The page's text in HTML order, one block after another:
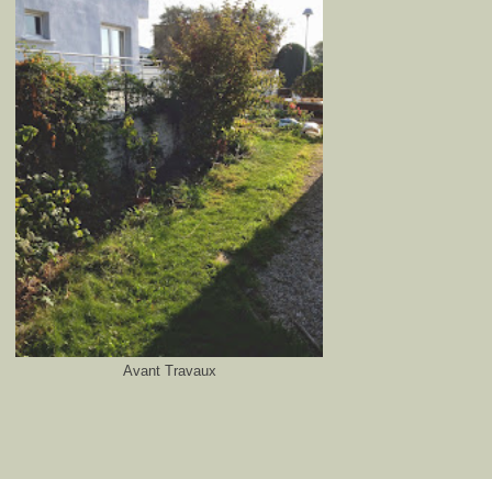
Avant Travaux